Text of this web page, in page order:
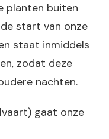
planten buiten
start van onze
staat inmiddels
zodat deze
nachten.
gaat onze